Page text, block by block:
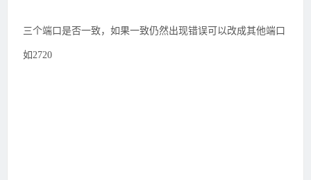
三个端口是否一致，如果一致仍然出现错误可以改成其他端口
如2720